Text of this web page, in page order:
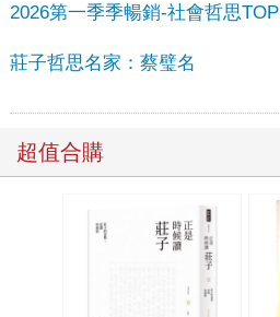
2026第一季季暢銷-社會哲思TOP
莊子哲思名家：蔡璧名
超值合購